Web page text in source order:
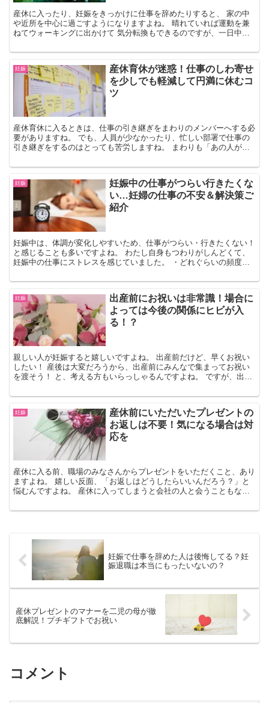
産休に入ったり、妊娠をきっかけに仕事を辞めたりすると、 家の中
や近所を中心に過ごすようになりますよね。 晴れていれば運動を兼
ねてウォーキングに出かけて 気分転換もできるのですが、一日中雨
妊娠
産休育休が迷惑！仕事のしわ寄せ
を少しでも軽減して円満に休むコ
ツ
産休育休に入るときは、仕事の引き継ぎをまわりのメンバーへする必
要がありますね。 でも、人員が少なかったり、忙しい部署で仕事の
引き継ぎをするのはとっても苦労しますね。 まわりも「あの人が産
しまうことも。 たしかに、引き継ぐ人は一時的に仕事のボリューム
が増えるため、さらに忙しくなっちゃいますよね。 でも、本来であ
れば産休育休に限らず、人員の入れ替えは多少あるのが会社ですよ
ね。
妊娠
妊娠中の仕事がつらい行きたくな
い…妊婦の仕事の不安＆解決策ご
紹介
妊娠中は、体調が変化しやすいため、仕事がつらい・行きたくない！
と感じることも多いですよね。 わたし自身もつわりがしんどくて、
妊娠中の仕事にストレスを感じていました。 ・どれぐらいの頻度休
くて暇… ・産休前にプレゼントもらったけど、お返しはどうしたら
いい？ ・産休前にお菓子は配るべき？ などなど。 初めての妊娠は、
わからないことだらけ。 そんな、妊娠中の仕事に関する悩みを体験
談を元にまとめました！
妊娠
出産前にお祝いは非常識！場合に
よっては今後の関係にヒビが入
る！？
親しい人が妊娠すると嬉しいですよね。 出産前だけど、早くお祝い
したい！ 産後は大変だろうから、出産前にみんなで集まってお祝い
を渡そう！ と、考える方もいらっしゃるんですよね。 ですが、出産
されています。 もらった人がプレッシャーになってしまうことも。
それに、やはり出産は産むまで何があるかわかりません。 純粋にお
祝いしたい！という気持ちなら、妊婦さん本人へのプレゼントを渡す
のがおすすめ。 出産祝いは、産後の落ち着いたタイミングに郵送で
大丈夫ですよ。
妊娠
産休前にいただいたプレゼントの
お返しは不要！気になる場合は対
応を
産休に入る前、職場のみなさんからプレゼントをいただくこと、あり
ますよね。 嬉しい反面、「お返しはどうしたらいいんだろう？」と
悩むんですよね。 産休に入ってしまうと会社の人と会うこともなく
休プレゼントのお返しはしなくて大丈夫なんです。 産休に入る前の
にも、お返しを期待してる人は少ないと思いますよよ。 ですが、中
には出産祝いも兼ねて、高価なものを頂いてしまうことも、あるかも
しれません。 どうしても気になるときは、内祝いでお返しすればOK
です。 少し日が経ってしまうことが気になるなら、事前にお礼が遅
くなってしまうことを先に伝えておけば大丈夫ですよ。
妊娠で仕事を辞めた人は後悔してる？妊
娠退職は本当にもったいないの？
産休プレゼントのマナーを二児の母が徹
底解説！プチギフトでお祝い
コメント